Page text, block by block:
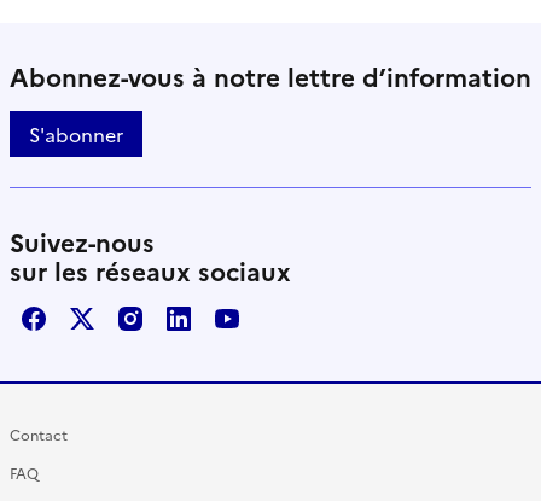
Abonnez-vous à notre lettre d’information
S'abonner
Suivez-nous
sur les réseaux sociaux
FacebookX / TwitterInstagram
LinkedInYoutube
Contact
FAQ